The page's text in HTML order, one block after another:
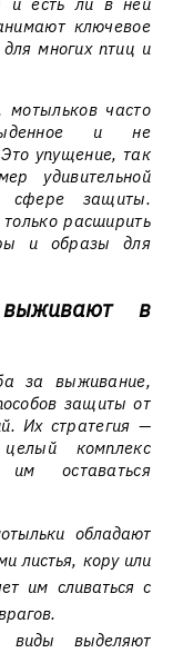
ключевое
многих птиц и
мотыльков часто
и не
упущение, так
удивительной
сфере защиты.
расширить
и образы для
в
за выживание,
защиты от
Их стратегия —
комплекс
оставаться
обладают
листья, кору или
им сливаться с
виды выделяют